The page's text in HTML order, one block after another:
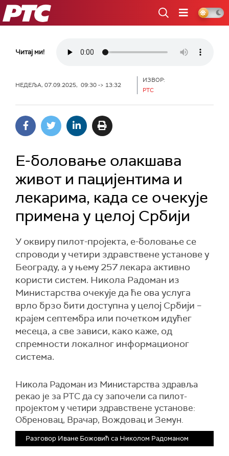
РТС
Читај ми!
НЕДЕЉА, 07.09.2025, 09:30 -> 13:32
ИЗВОР:
РТС
Е-боловање олакшава
живот и пацијентима и
лекарима, када се очекује
примена у целој Србији
У оквиру пилот-пројекта, е-боловање се
спроводи у четири здравствене установе у
Београду, а у њему 257 лекара активно
користи систем. Никола Радоман из
Министарства очекује да ће ова услуга
врло брзо бити доступна у целој Србији –
крајем септембра или почетком идућег
месеца, а све зависи, како каже, од
спремности локалног информационог
система.
Никола Радоман из Министарства здравља
рекао је за РТС да су започели са пилот-
пројектом у четири здравствене установе:
Обреновац, Врачар, Вождовац и Земун.
Разговор Иване Божовић са Николом Радоманом